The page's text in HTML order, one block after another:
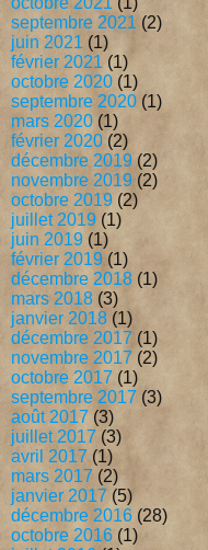
septembre 2021 (2)
juin 2021 (1)
février 2021 (1)
octobre 2020 (1)
septembre 2020 (1)
mars 2020 (1)
février 2020 (2)
décembre 2019 (2)
novembre 2019 (2)
octobre 2019 (2)
juillet 2019 (1)
juin 2019 (1)
février 2019 (1)
décembre 2018 (1)
mars 2018 (3)
janvier 2018 (1)
décembre 2017 (1)
novembre 2017 (2)
octobre 2017 (1)
septembre 2017 (3)
août 2017 (3)
juillet 2017 (3)
avril 2017 (1)
mars 2017 (2)
janvier 2017 (5)
décembre 2016 (28)
octobre 2016 (1)